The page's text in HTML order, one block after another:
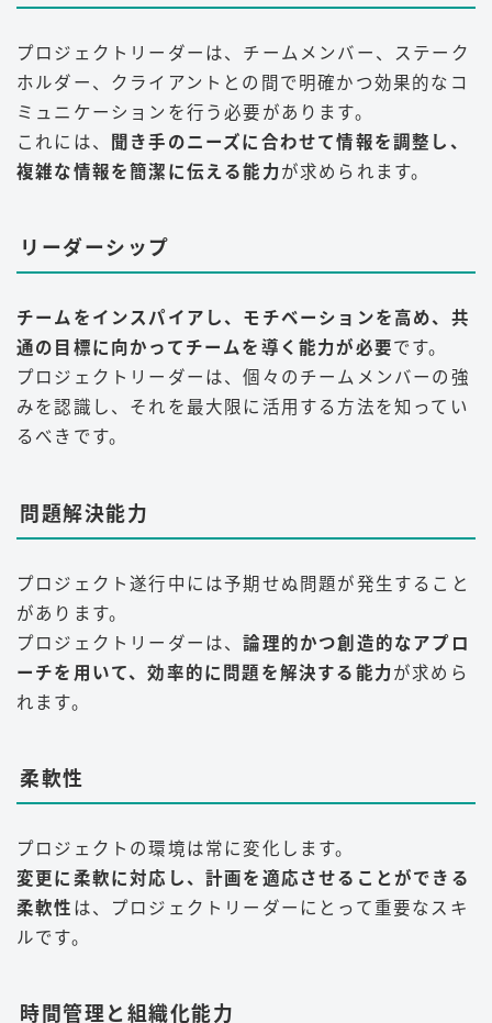
プロジェクトリーダーは、チームメンバー、ステーク
ホルダー、クライアントとの間で明確かつ効果的なコ
ミュニケーションを行う必要があります。
これには、
聞き手のニーズに合わせて情報を調整し、
複雑な情報を簡潔に伝える能力が求められます。
リーダーシップ
チームをインスパイアし、モチベーションを高め、共
通の目標に向かってチームを導く能力が必要です。
プロジェクトリーダーは、個々のチームメンバーの強
みを認識し、それを最大限に活用する方法を知ってい
るべきです。
問題解決能力
プロジェクト遂行中には予期せぬ問題が発生すること
があります。
プロジェクトリーダーは、論理的かつ創造的なアプロ
ーチを用いて、効率的に問題を解決する能力が求めら
れます。
柔軟性
プロジェクトの環境は常に変化します。
変更に柔軟に対応し、計画を適応させることができる
柔軟性 は、プロジェクトリーダーにとって重要なスキ
ルです。
時間管理と組織化能力